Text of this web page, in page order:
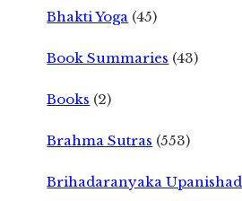
Bhakti Yoga (45)
Book Summaries (43)
Books (2)
Brahma Sutras (553)
Brihadaranyaka Upanishad